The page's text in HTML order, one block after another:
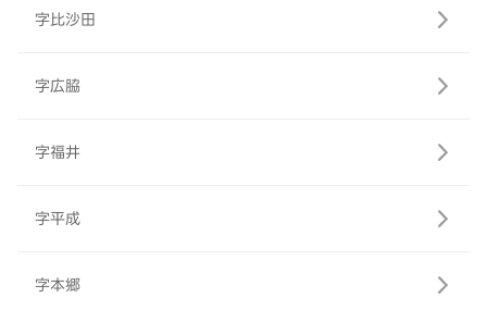
字比沙田
字広脇
字福井
字平成
字本郷